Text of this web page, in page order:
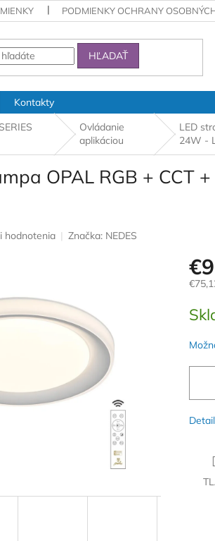
PODMIENKY OCHRANY
HĽADAŤ
Kontakty
Ovládanie
aplikáciou
LED
24W -
OPAL RGB + CCT
hodnotenia Značka: NEDES
cena: